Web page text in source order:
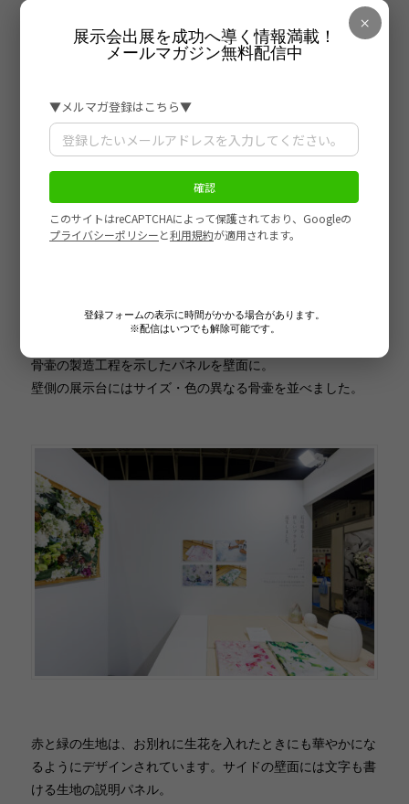
骨壷の製造工程を示したパネルを壁面に。
壁側の展示台にはサイズ・色の異なる骨壷を並べました。
赤と緑の生地は、お別れに生花を入れたときにも華やかにな
るようにデザインされています。サイドの壁面には文字も書
ける生地の説明パネル。
×
展示会出展を成功へ導く情報満載！
メールマガジン無料配信中
登録フォームの表示に時間がかかる場合があります。
※配信はいつでも解除可能です。